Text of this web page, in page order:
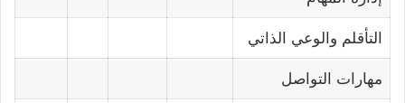
التأقلم والوعي الذاتي
مهارات التواصل